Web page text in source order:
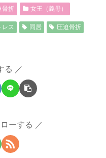
骨折 女王（義母）
レス 同居 圧迫骨折
る
ーする